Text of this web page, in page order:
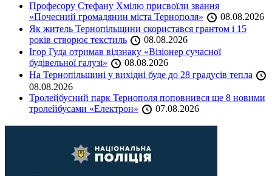
Професору Стефану Хмілю присвоїли звання
«Почесний громадянин міста Тернополя»
08.08.2026
Як житель Тернопільщини скористався грантом і 15
років створює текстиль
08.08.2026
Ігор Гуда отримав відзнаку «Візіонер сучасної
будівельної галузі»
08.08.2026
На Тернопільщині у вихідні буде до 28 градусів тепла
08.08.2026
Тролейбусний парк Тернополя поповнився ще 8 новими
тролейбусами «Електрон»
07.08.2026